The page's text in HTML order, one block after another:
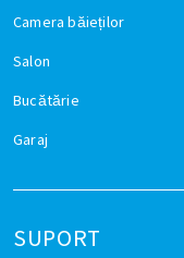
Camera băieților
Salon
Bucătărie
Garaj
SUPORT